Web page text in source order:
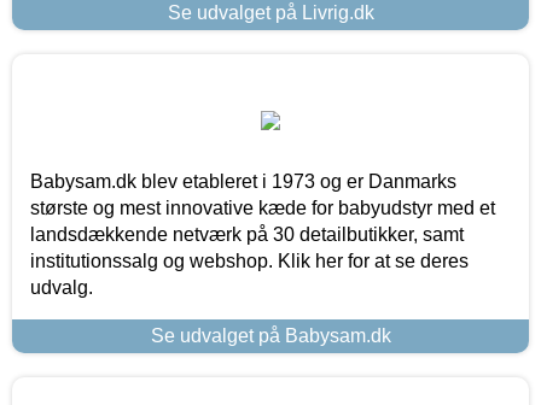
Se udvalget på Livrig.dk
Babysam.dk blev etableret i 1973 og er Danmarks
største og mest innovative kæde for babyudstyr med et
landsdækkende netværk på 30 detailbutikker, samt
institutionssalg og webshop. Klik her for at se deres
udvalg.
Se udvalget på Babysam.dk